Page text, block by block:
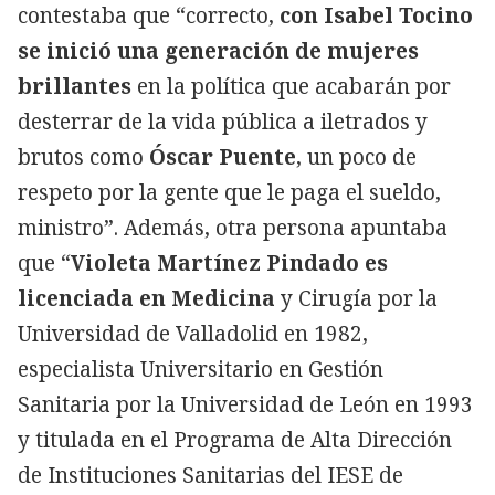
contestaba que “correcto, con Isabel Tocino
se inició una generación de mujeres
brillantes en la política que acabarán por
desterrar de la vida pública a iletrados y
brutos como Óscar Puente, un poco de
respeto por la gente que le paga el sueldo,
ministro”. Además, otra persona apuntaba
que “Violeta Martínez Pindado es
licenciada en Medicina y Cirugía por la
Universidad de Valladolid en 1982,
especialista Universitario en Gestión
Sanitaria por la Universidad de León en 1993
y titulada en el Programa de Alta Dirección
de Instituciones Sanitarias del IESE de